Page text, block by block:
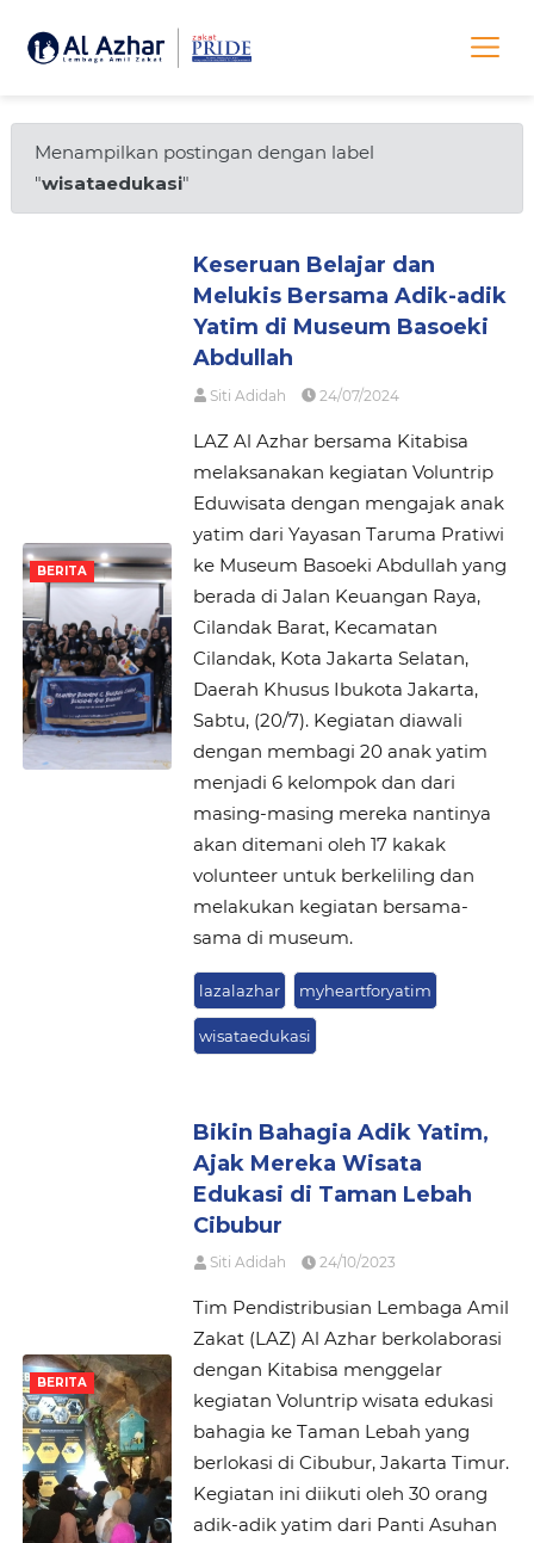
Menampilkan postingan dengan label
"wisataedukasi"
BERITA
Keseruan Belajar dan
Melukis Bersama Adik-adik
Yatim di Museum Basoeki
Abdullah
Siti Adidah 24/07/2024
LAZ Al Azhar bersama Kitabisa
melaksanakan kegiatan Voluntrip
Eduwisata dengan mengajak anak
yatim dari Yayasan Taruma Pratiwi
ke Museum Basoeki Abdullah yang
berada di Jalan Keuangan Raya,
Cilandak Barat, Kecamatan
Cilandak, Kota Jakarta Selatan,
Daerah Khusus Ibukota Jakarta,
Sabtu, (20/7). Kegiatan diawali
dengan membagi 20 anak yatim
menjadi 6 kelompok dan dari
masing-masing mereka nantinya
akan ditemani oleh 17 kakak
volunteer untuk berkeliling dan
melakukan kegiatan bersama-
sama di museum.
lazalazhar myheartforyatim
wisataedukasi
BERITA
Bikin Bahagia Adik Yatim,
Ajak Mereka Wisata
Edukasi di Taman Lebah
Cibubur
Siti Adidah 24/10/2023
Tim Pendistribusian Lembaga Amil
Zakat (LAZ) Al Azhar berkolaborasi
dengan Kitabisa menggelar
kegiatan Voluntrip wisata edukasi
bahagia ke Taman Lebah yang
berlokasi di Cibubur, Jakarta Timur.
Kegiatan ini diikuti oleh 30 orang
adik-adik yatim dari Panti Asuhan